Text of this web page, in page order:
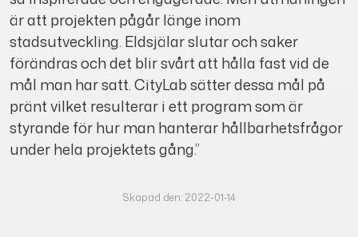
är att projekten pågår länge inom
stadsutveckling. Eldsjälar slutar och saker
förändras och det blir svårt att hålla fast vid de
mål man har satt. CityLab sätter dessa mål på
pränt vilket resulterar i ett program som är
styrande för hur man hanterar hållbarhetsfrågor
under hela projektets gång.”
Skapad den: 2022-01-14